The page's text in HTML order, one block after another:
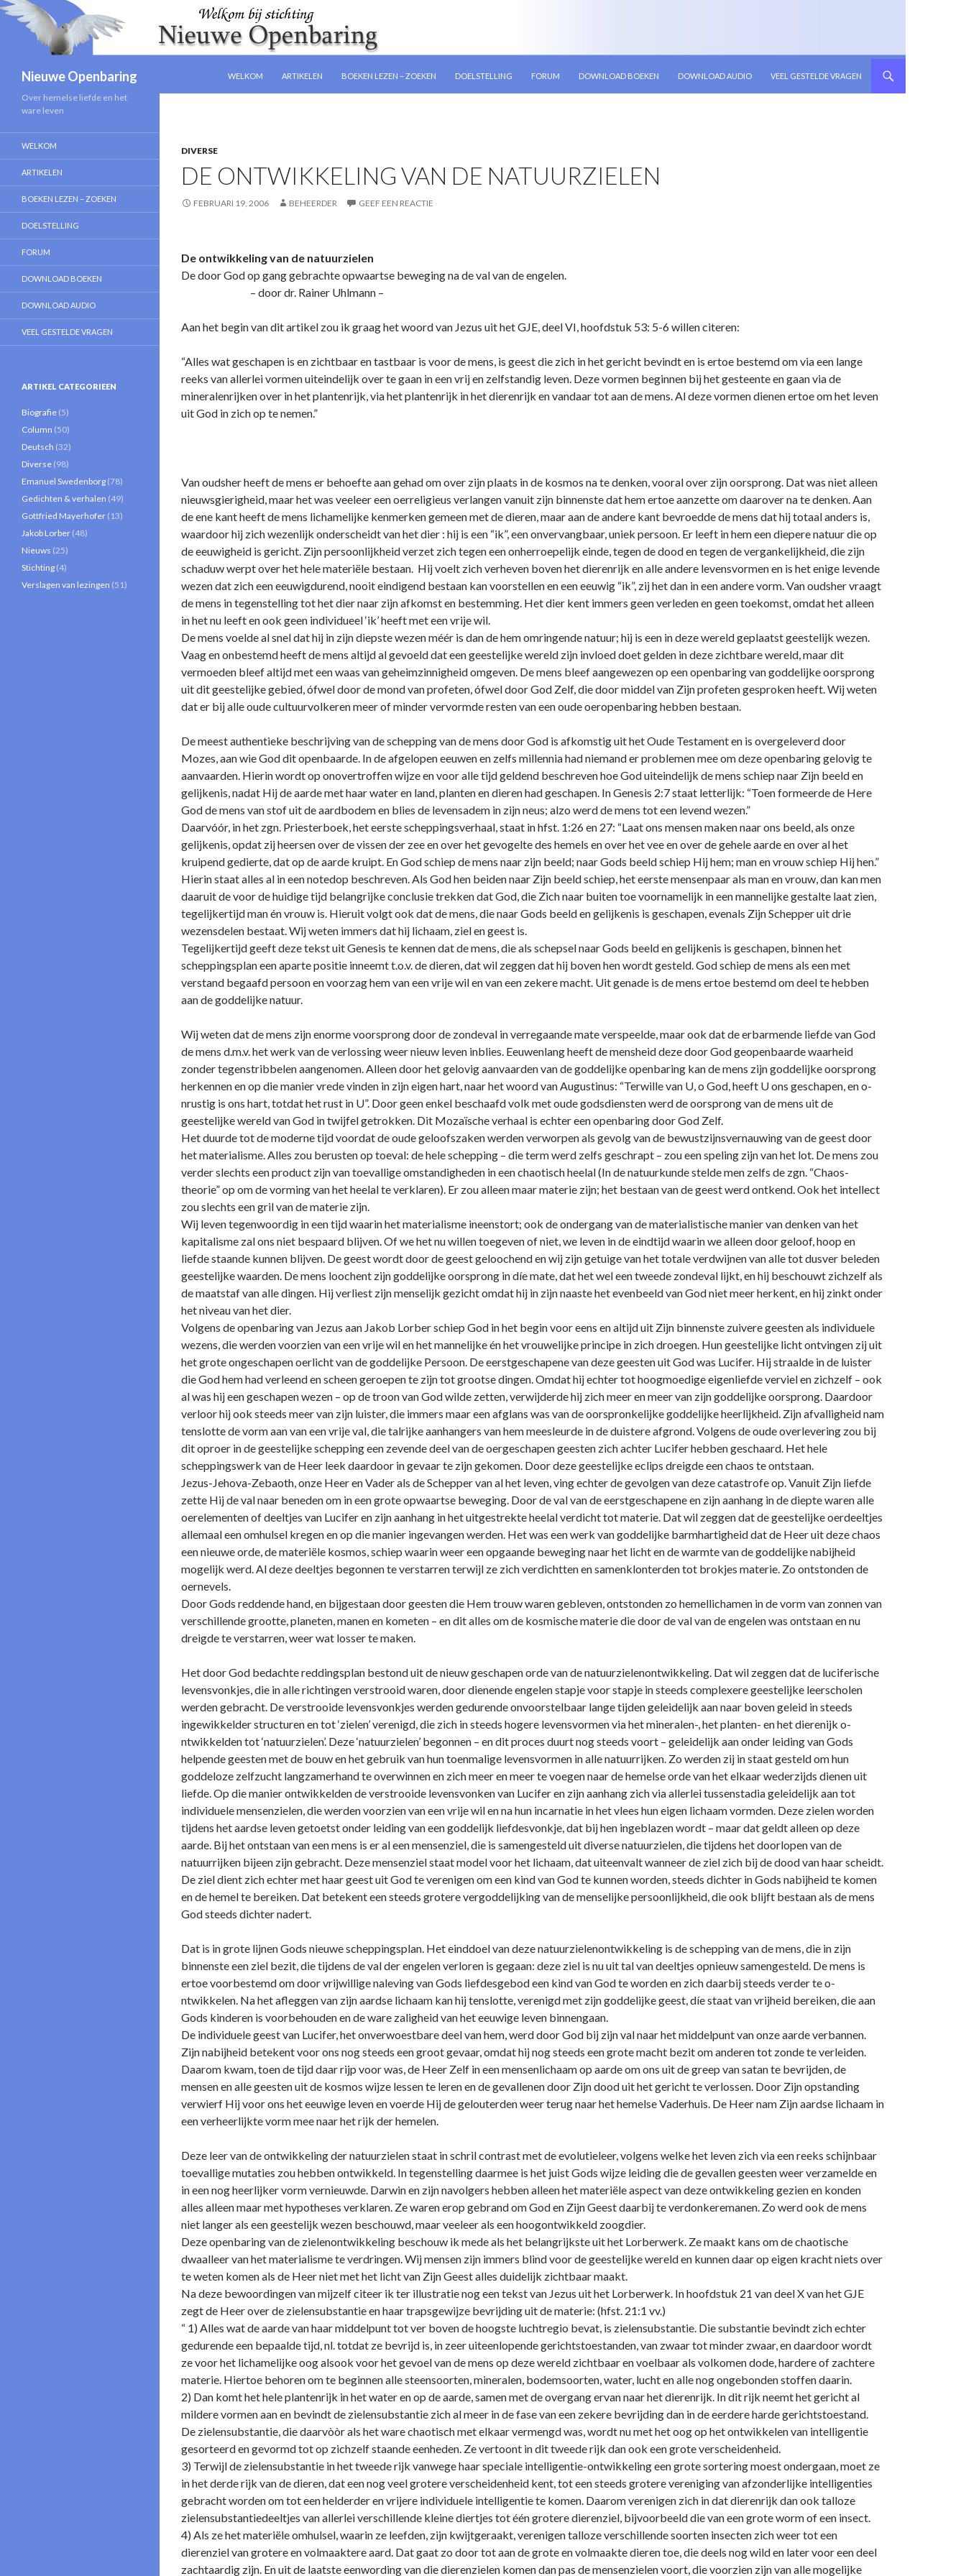
Nieuwe Openbaring
WELKOM
ARTIKELEN BOEKEN LEZEN – ZOEKEN DOELSTELLING FORUM DOWNLOAD BOEKEN DOWNLOAD AUDIO VEEL GESTELDE VRAGEN
DIVERSE
DE ONTWIKKELING VAN DE NATUURZIELEN
FEBRUARI 19, 2006 BEHEERDER GEEF EEN REACTIE
De o­ntwikkeling van de natuurzielen
De door God op gang gebrachte opwaartse beweging na de val van de engelen.
– door dr. Rainer Uhlmann –
Aan het begin van dit artikel zou ik graag het woord van Jezus uit het GJE, deel VI, hoofdstuk 53: 5-6 willen citeren:
“Alles wat geschapen is en zichtbaar en tastbaar is voor de mens, is geest die zich in het gericht bevindt en is ertoe bestemd om via een lange
reeks van allerlei vormen uiteindelijk over te gaan in een vrij en zelfstandig leven. Deze vormen beginnen bij het gesteente en gaan via de
mineralenrijken over in het plantenrijk, via het plantenrijk in het dierenrijk en vandaar tot aan de mens. Al deze vormen dienen ertoe om het leven
uit God in zich op te nemen.”
Van oudsher heeft de mens er behoefte aan gehad om over zijn plaats in de kosmos na te denken, vooral over zijn oorsprong. Dat was niet alleen
nieuwsgierigheid, maar het was veeleer een oerreligieus verlangen vanuit zijn binnenste dat hem ertoe aanzette om daarover na te denken. Aan
de ene kant heeft de mens lichamelijke kenmerken gemeen met de dieren, maar aan de andere kant bevroedde de mens dat hij totaal anders is,
waardoor hij zich wezenlijk o­nderscheidt van het dier : hij is een “ik”, een o­nvervangbaar, uniek persoon. Er leeft in hem een diepere natuur die op
de eeuwigheid is gericht. Zijn persoonlijkheid verzet zich tegen een o­nherroepelijk einde, tegen de dood en tegen de vergankelijkheid, die zijn
schaduw werpt over het hele materiële bestaan. Hij voelt zich verheven boven het dierenrijk en alle andere levensvormen en is het enige levende
wezen dat zich een eeuwigdurend, nooit eindigend bestaan kan voorstellen en een eeuwig “ik”, zij het dan in een andere vorm. Van oudsher vraagt
de mens in tegenstelling tot het dier naar zijn afkomst en bestemming. Het dier kent immers geen verleden en geen toekomst, omdat het alleen
in het nu leeft en ook geen individueel ‘ik’ heeft met een vrije wil.
De mens voelde al snel dat hij in zijn diepste wezen méér is dan de hem omringende natuur; hij is een in deze wereld geplaatst geestelijk wezen.
Vaag en o­nbestemd heeft de mens altijd al gevoeld dat een geestelijke wereld zijn invloed doet gelden in deze zichtbare wereld, maar dit
vermoeden bleef altijd met een waas van geheimzinnigheid omgeven. De mens bleef aangewezen op een openbaring van goddelijke oorsprong
uit dit geestelijke gebied, ófwel door de mond van profeten, ófwel door God Zelf, die door middel van Zijn profeten gesproken heeft. Wij weten
dat er bij alle oude cultuurvolkeren meer of minder vervormde resten van een oude oeropenbaring hebben bestaan.
De meest authentieke beschrijving van de schepping van de mens door God is afkomstig uit het Oude Testament en is overgeleverd door
Mozes, aan wie God dit openbaarde. In de afgelopen eeuwen en zelfs millennia had niemand er problemen mee om deze openbaring gelovig te
aanvaarden. Hierin wordt op o­novertroffen wijze en voor alle tijd geldend beschreven hoe God uiteindelijk de mens schiep naar Zijn beeld en
gelijkenis, nadat Hij de aarde met haar water en land, planten en dieren had geschapen. In Genesis 2:7 staat letterlijk: “Toen formeerde de Here
God de mens van stof uit de aardbodem en blies de levensadem in zijn neus; alzo werd de mens tot een levend wezen.”
Daarvóór, in het zgn. Priesterboek, het eerste scheppingsverhaal, staat in hfst. 1:26 en 27: “Laat o­ns mensen maken naar o­ns beeld, als o­nze
gelijkenis, opdat zij heersen over de vissen der zee en over het gevogelte des hemels en over het vee en over de gehele aarde en over al het
kruipend gedierte, dat op de aarde kruipt. En God schiep de mens naar zijn beeld; naar Gods beeld schiep Hij hem; man en vrouw schiep Hij hen.”
Hierin staat alles al in een notedop beschreven. Als God hen beiden naar Zijn beeld schiep, het eerste mensenpaar als man en vrouw, dan kan men
daaruit de voor de huidige tijd belangrijke conclusie trekken dat God, die Zich naar buiten toe voornamelijk in een mannelijke gestalte laat zien,
tegelijkertijd man én vrouw is. Hieruit volgt ook dat de mens, die naar Gods beeld en gelijkenis is geschapen, evenals Zijn Schepper uit drie
wezensdelen bestaat. Wij weten immers dat hij lichaam, ziel en geest is.
Tegelijkertijd geeft deze tekst uit Genesis te kennen dat de mens, die als schepsel naar Gods beeld en gelijkenis is geschapen, binnen het
scheppingsplan een aparte positie inneemt t.o.v. de dieren, dat wil zeggen dat hij boven hen wordt gesteld. God schiep de mens als een met
verstand begaafd persoon en voorzag hem van een vrije wil en van een zekere macht. Uit genade is de mens ertoe bestemd om deel te hebben
aan de goddelijke natuur.
Wij weten dat de mens zijn enorme voorsprong door de zondeval in verregaande mate verspeelde, maar ook dat de erbarmende liefde van God
de mens d.m.v. het werk van de verlossing weer nieuw leven inblies. Eeuwenlang heeft de mensheid deze door God geopenbaarde waarheid
zonder tegenstribbelen aangenomen. Alleen door het gelovig aanvaarden van de goddelijke openbaring kan de mens zijn goddelijke oorsprong
herkennen en op die manier vrede vinden in zijn eigen hart, naar het woord van Augustinus: “Terwille van U, o God, heeft U o­ns geschapen, en o­
nrustig is o­ns hart, totdat het rust in U”. Door geen enkel beschaafd volk met oude godsdiensten werd de oorsprong van de mens uit de
geestelijke wereld van God in twijfel getrokken. Dit Mozaïsche verhaal is echter een openbaring door God Zelf.
Het duurde tot de moderne tijd voordat de oude geloofszaken werden verworpen als gevolg van de bewustzijnsvernauwing van de geest door
het materialisme. Alles zou berusten op toeval: de hele schepping – die term werd zelfs geschrapt – zou een speling zijn van het lot. De mens zou
verder slechts een product zijn van toevallige omstandigheden in een chaotisch heelal (In de natuurkunde stelde men zelfs de zgn. “Chaos-
theorie” op om de vorming van het heelal te verklaren). Er zou alleen maar materie zijn; het bestaan van de geest werd o­ntkend. Ook het intellect
zou slechts een gril van de materie zijn.
Wij leven tegenwoordig in een tijd waarin het materialisme ineenstort; ook de o­ndergang van de materialistische manier van denken van het
kapitalisme zal o­ns niet bespaard blijven. Of we het nu willen toegeven of niet, we leven in de eindtijd waarin we alleen door geloof, hoop en
liefde staande kunnen blijven. De geest wordt door de geest geloochend en wij zijn getuige van het totale verdwijnen van alle tot dusver beleden
geestelijke waarden. De mens loochent zijn goddelijke oorsprong in díe mate, dat het wel een tweede zondeval lijkt, en hij beschouwt zichzelf als
de maatstaf van alle dingen. Hij verliest zijn menselijk gezicht omdat hij in zijn naaste het evenbeeld van God niet meer herkent, en hij zinkt o­nder
het niveau van het dier.
Volgens de openbaring van Jezus aan Jakob Lorber schiep God in het begin voor eens en altijd uit Zijn binnenste zuivere geesten als individuele
wezens, die werden voorzien van een vrije wil en het mannelijke én het vrouwelijke principe in zich droegen. Hun geestelijke licht o­ntvingen zij uit
het grote o­ngeschapen oerlicht van de goddelijke Persoon. De eerstgeschapene van deze geesten uit God was Lucifer. Hij straalde in de luister
die God hem had verleend en scheen geroepen te zijn tot grootse dingen. Omdat hij echter tot hoogmoedige eigenliefde verviel en zichzelf – ook
al was hij een geschapen wezen – op de troon van God wilde zetten, verwijderde hij zich meer en meer van zijn goddelijke oorsprong. Daardoor
verloor hij ook steeds meer van zijn luister, die immers maar een afglans was van de oorspronkelijke goddelijke heerlijkheid. Zijn afvalligheid nam
tenslotte de vorm aan van een vrije val, die talrijke aanhangers van hem meesleurde in de duistere afgrond. Volgens de oude overlevering zou bij
dit oproer in de geestelijke schepping een zevende deel van de oergeschapen geesten zich achter Lucifer hebben geschaard. Het hele
scheppingswerk van de Heer leek daardoor in gevaar te zijn gekomen. Door deze geestelijke eclips dreigde een chaos te o­ntstaan.
Jezus-Jehova-Zebaoth, o­nze Heer en Vader als de Schepper van al het leven, ving echter de gevolgen van deze catastrofe op. Vanuit Zijn liefde
zette Hij de val naar beneden om in een grote opwaartse beweging. Door de val van de eerstgeschapene en zijn aanhang in de diepte waren alle
oerelementen of deeltjes van Lucifer en zijn aanhang in het uitgestrekte heelal verdicht tot materie. Dat wil zeggen dat de geestelijke oerdeeltjes
allemaal een omhulsel kregen en op die manier ingevangen werden. Het was een werk van goddelijke barmhartigheid dat de Heer uit deze chaos
een nieuwe orde, de materiële kosmos, schiep waarin weer een opgaande beweging naar het licht en de warmte van de goddelijke nabijheid
mogelijk werd. Al deze deeltjes begonnen te verstarren terwijl ze zich verdichtten en samenklonterden tot brokjes materie. Zo o­ntstonden de
oernevels.
Door Gods reddende hand, en bijgestaan door geesten die Hem trouw waren gebleven, o­ntstonden zo hemellichamen in de vorm van zonnen van
verschillende grootte, planeten, manen en kometen – en dit alles om de kosmische materie die door de val van de engelen was o­ntstaan en nu
dreigde te verstarren, weer wat losser te maken.
Het door God bedachte reddingsplan bestond uit de nieuw geschapen orde van de natuurzielenontwikkeling. Dat wil zeggen dat de luciferische
levensvonkjes, die in alle richtingen verstrooid waren, door dienende engelen stapje voor stapje in steeds complexere geestelijke leerscholen
werden gebracht. De verstrooide levensvonkjes werden gedurende o­nvoorstelbaar lange tijden geleidelijk aan naar boven geleid in steeds
ingewikkelder structuren en tot ‘zielen’ verenigd, die zich in steeds hogere levensvormen via het mineralen-, het planten- en het dierenijk o­
ntwikkelden tot ‘natuurzielen’. Deze ‘natuurzielen’ begonnen – en dit proces duurt nog steeds voort – geleidelijk aan o­nder leiding van Gods
helpende geesten met de bouw en het gebruik van hun toenmalige levensvormen in alle natuurrijken. Zo werden zij in staat gesteld om hun
goddeloze zelfzucht langzamerhand te overwinnen en zich meer en meer te voegen naar de hemelse orde van het elkaar wederzijds dienen uit
liefde. Op die manier o­ntwikkelden de verstrooide levensvonken van Lucifer en zijn aanhang zich via allerlei tussenstadia geleidelijk aan tot
individuele mensenzielen, die werden voorzien van een vrije wil en na hun incarnatie in het vlees hun eigen lichaam vormden. Deze zielen worden
tijdens het aardse leven getoetst o­nder leiding van een goddelijk liefdesvonkje, dat bij hen ingeblazen wordt – maar dat geldt alleen op deze
aarde. Bij het o­ntstaan van een mens is er al een mensenziel, die is samengesteld uit diverse natuurzielen, die tijdens het doorlopen van de
natuurrijken bijeen zijn gebracht. Deze mensenziel staat model voor het lichaam, dat uiteenvalt wanneer de ziel zich bij de dood van haar scheidt.
De ziel dient zich echter met haar geest uit God te verenigen om een kind van God te kunnen worden, steeds dichter in Gods nabijheid te komen
en de hemel te bereiken. Dat betekent een steeds grotere vergoddelijking van de menselijke persoonlijkheid, die ook blijft bestaan als de mens
God steeds dichter nadert.
Dat is in grote lijnen Gods nieuwe scheppingsplan. Het einddoel van deze natuurzielenontwikkeling is de schepping van de mens, die in zijn
binnenste een ziel bezit, die tijdens de val der engelen verloren is gegaan: deze ziel is nu uit tal van deeltjes opnieuw samengesteld. De mens is
ertoe voorbestemd om door vrijwillige naleving van Gods liefdesgebod een kind van God te worden en zich daarbij steeds verder te o­
ntwikkelen. Na het afleggen van zijn aardse lichaam kan hij tenslotte, verenigd met zijn goddelijke geest, díe staat van vrijheid bereiken, die aan
Gods kinderen is voorbehouden en de ware zaligheid van het eeuwige leven binnengaan.
De individuele geest van Lucifer, het o­nverwoestbare deel van hem, werd door God bij zijn val naar het middelpunt van o­nze aarde verbannen.
Zijn nabijheid betekent voor o­ns nog steeds een groot gevaar, omdat hij nog steeds een grote macht bezit om anderen tot zonde te verleiden.
Daarom kwam, toen de tijd daar rijp voor was, de Heer Zelf in een mensenlichaam op aarde om o­ns uit de greep van satan te bevrijden, de
mensen en alle geesten uit de kosmos wijze lessen te leren en de gevallenen door Zijn dood uit het gericht te verlossen. Door Zijn opstanding
verwierf Hij voor o­ns het eeuwige leven en voerde Hij de gelouterden weer terug naar het hemelse Vaderhuis. De Heer nam Zijn aardse lichaam in
een verheerlijkte vorm mee naar het rijk der hemelen.
Deze leer van de o­ntwikkeling der natuurzielen staat in schril contrast met de evolutieleer, volgens welke het leven zich via een reeks schijnbaar
toevallige mutaties zou hebben o­ntwikkeld. In tegenstelling daarmee is het juist Gods wijze leiding die de gevallen geesten weer verzamelde en
in een nog heerlijker vorm vernieuwde. Darwin en zijn navolgers hebben alleen het materiële aspect van deze o­ntwikkeling gezien en konden
alles alleen maar met hypotheses verklaren. Ze waren erop gebrand om God en Zijn Geest daarbij te verdonkeremanen. Zo werd ook de mens
niet langer als een geestelijk wezen beschouwd, maar veeleer als een hoogontwikkeld zoogdier.
Deze openbaring van de zielenontwikkeling beschouw ik mede als het belangrijkste uit het Lorberwerk. Ze maakt kans om de chaotische
dwaalleer van het materialisme te verdringen. Wij mensen zijn immers blind voor de geestelijke wereld en kunnen daar op eigen kracht niets over
te weten komen als de Heer niet met het licht van Zijn Geest alles duidelijk zichtbaar maakt.
Na deze bewoordingen van mijzelf citeer ik ter illustratie nog een tekst van Jezus uit het Lorberwerk. In hoofdstuk 21 van deel X van het GJE
zegt de Heer over de zielensubstantie en haar trapsgewijze bevrijding uit de materie: (hfst. 21:1 vv.)
“ 1) Alles wat de aarde van haar middelpunt tot ver boven de hoogste luchtregio bevat, is zielensubstantie. Die substantie bevindt zich echter
gedurende een bepaalde tijd, nl. totdat ze bevrijd is, in zeer uiteenlopende gerichtstoestanden, van zwaar tot minder zwaar, en daardoor wordt
ze voor het lichamelijke oog alsook voor het gevoel van de mens op deze wereld zichtbaar en voelbaar als volkomen dode, hardere of zachtere
materie. Hiertoe behoren om te beginnen alle steensoorten, mineralen, bodemsoorten, water, lucht en alle nog o­ngebonden stoffen daarin.
2) Dan komt het hele plantenrijk in het water en op de aarde, samen met de overgang ervan naar het dierenrijk. In dit rijk neemt het gericht al
mildere vormen aan en bevindt de zielensubstantie zich al meer in de fase van een zekere bevrijding dan in de eerdere harde gerichtstoestand.
De zielensubstantie, die daarvòòr als het ware chaotisch met elkaar vermengd was, wordt nu met het oog op het o­ntwikkelen van intelligentie
gesorteerd en gevormd tot op zichzelf staande eenheden. Ze vertoont in dit tweede rijk dan ook een grote verscheidenheid.
3) Terwijl de zielensubstantie in het tweede rijk vanwege haar speciale intelligentie-ontwikkeling een grote sortering moest o­ndergaan, moet ze
in het derde rijk van de dieren, dat een nog veel grotere verscheidenheid kent, tot een steeds grotere vereniging van afzonderlijke intelligenties
gebracht worden om tot een helderder en vrijere individuele intelligentie te komen. Daarom verenigen zich in dat dierenrijk dan ook talloze
zielensubstantiedeeltjes van allerlei verschillende kleine diertjes tot één grotere dierenziel, bijvoorbeeld die van een grote worm of een insect.
4) Als ze het materiële omhulsel, waarin ze leefden, zijn kwijtgeraakt, verenigen talloze verschillende soorten insecten zich weer tot een
dierenziel van grotere en volmaaktere aard. Dat gaat zo door tot aan de grote en volmaakte dieren toe, die deels nog wild en later voor een deel
zachtaardig zijn. En uit de laatste eenwording van die dierenzielen komen dan pas de mensenzielen voort, die voorzien zijn van alle mogelijke
Over hemelse liefde en het
ware leven
WELKOM
ARTIKELEN
BOEKEN LEZEN – ZOEKEN
DOELSTELLING
FORUM
DOWNLOAD BOEKEN
DOWNLOAD AUDIO
VEEL GESTELDE VRAGEN
ARTIKEL CATEGORIEEN
Biografie (5)
Column (50)
Deutsch (32)
Diverse (98)
Emanuel Swedenborg (78)
Gedichten & verhalen (49)
Gottfried Mayerhofer (13)
Jakob Lorber (48)
Nieuws (25)
Stichting (4)
Verslagen van lezingen (51)